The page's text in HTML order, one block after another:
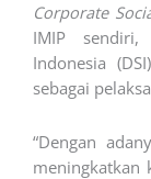
Corporate
IMIP sendiri,
Indonesia
sebagai
“Dengan
meningkatkan